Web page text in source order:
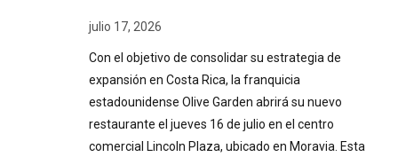
julio 17, 2026
Con el objetivo de consolidar su estrategia de
expansión en Costa Rica, la franquicia
estadounidense Olive Garden abrirá su nuevo
restaurante el jueves 16 de julio en el centro
comercial Lincoln Plaza, ubicado en Moravia. Esta